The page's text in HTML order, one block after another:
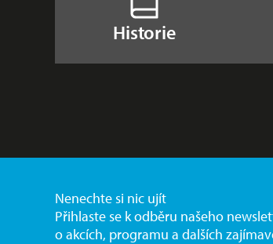
Historie
Nenechte si nic ujít
Přihlaste se k odběru našeho
o akcích, programu a dalších